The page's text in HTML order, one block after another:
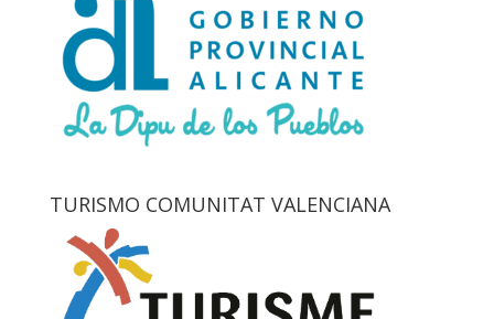
TURISMO COMUNITAT VALENCIANA